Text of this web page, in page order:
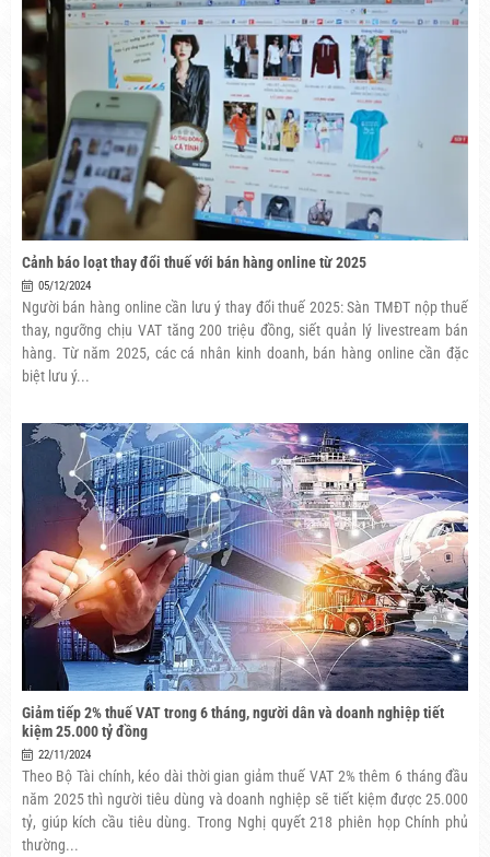
Cảnh báo loạt thay đổi thuế với bán hàng online từ 2025
05/12/2024
Người bán hàng online cần lưu ý thay đổi thuế 2025: Sàn TMĐT nộp thuế
thay, ngưỡng chịu VAT tăng 200 triệu đồng, siết quản lý livestream bán
hàng. Từ năm 2025, các cá nhân kinh doanh, bán hàng online cần đặc
biệt lưu ý...
Giảm tiếp 2% thuế VAT trong 6 tháng, người dân và doanh nghiệp tiết
kiệm 25.000 tỷ đồng
22/11/2024
Theo Bộ Tài chính, kéo dài thời gian giảm thuế VAT 2% thêm 6 tháng đầu
năm 2025 thì người tiêu dùng và doanh nghiệp sẽ tiết kiệm được 25.000
tỷ, giúp kích cầu tiêu dùng. Trong Nghị quyết 218 phiên họp Chính phủ
thường...